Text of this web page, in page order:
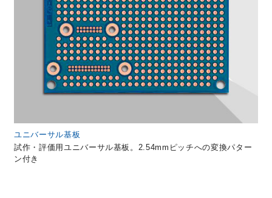
ユニバーサル基板
試作・評価用ユニバーサル基板。2.54mmピッチへの変換パター
ン付き